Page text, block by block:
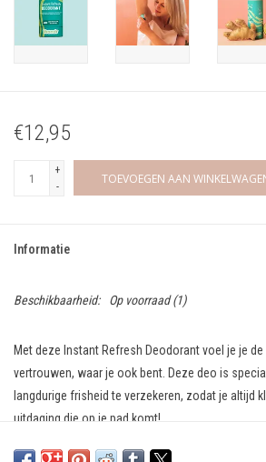
€12,95
+
-
TOEVOEGEN AAN
Informatie
Beschikbaarheid: Op voorraad(1)
Met deze Instant Refresh Deodorant voel je je de
vertrouwen, waar je ook bent. Deze deo is
langdurige frisheid te verzekeren, zodat je altijd
uitdaging die op je pad komt!
Dit maakt WONDR 100% WONDR-ful: